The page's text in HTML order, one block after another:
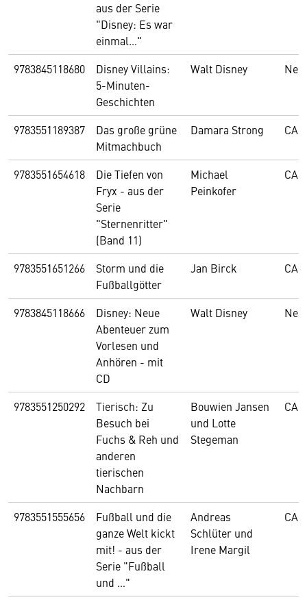
aus der Serie
"Disney: Es war
einmal…"
9783845118680
Disney Villains:
5-Minuten-
Geschichten
Walt Disney
9783551189387
Das große grüne
Mitmachbuch
Damara Strong
9783551654618
Die Tiefen von
Fryx - aus der
Serie
"Sternenritter"
(Band 11)
Michael
Peinkofer
9783551651266
Storm und die
Fußballgötter
Jan Birck
9783845118666
Disney: Neue
Abenteuer zum
Vorlesen und
Anhören - mit
CD
Walt Disney
9783551250292
Tierisch: Zu
Besuch bei
Fuchs & Reh und
anderen
tierischen
Nachbarn
Bouwien Jansen
und Lotte
Stegeman
9783551555656
Fußball und die
ganze Welt kickt
mit! - aus der
Serie "Fußball
und …"
Andreas
Schlüter und
Irene Margil